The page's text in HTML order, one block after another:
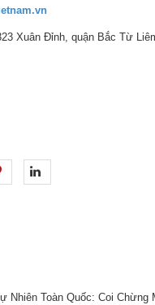
Xuân Đỉnh, quận Bắc Từ
Nhiên Toàn Quốc: Coi Chừng